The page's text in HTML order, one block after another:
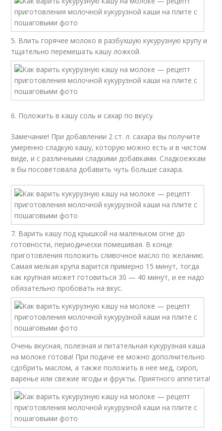
5. Влить горячее молоко в разбухшую кукурузную крупу и
тщательно перемешать кашу ложкой.
6. Положить в кашу соль и сахар по вкусу.
Замечание! При добавлении 2 ст. л. сахара вы получите
умеренно сладкую кашу, которую можно есть и в чистом
виде, и с различными сладкими добавками. Сладкоежкам
я бы посоветовала добавить чуть больше сахара.
7. Варить кашу под крышкой на маленьком огне до
готовности, периодически помешивая. В конце
приготовления положить сливочное масло по желанию.
Самая мелкая крупа варится примерно 15 минут, тогда
как крупная может готовиться 30 — 40 минут, и ее надо
обязательно пробовать на вкус.
Очень вкусная, полезная и питательная кукурузная каша
на молоке готова! При подаче ее можно дополнительно
сдобрить маслом, а также положить в нее мед, сироп,
варенье или свежие ягоды и фрукты. Приятного аппетита!